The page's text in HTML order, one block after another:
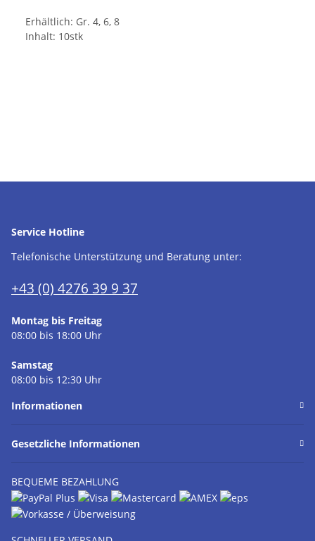
Erhältlich: Gr. 4, 6, 8
Inhalt: 10stk
Service Hotline
Telefonische Unterstützung und Beratung unter:
+43 (0) 4276 39 9 37
Montag bis Freitag
08:00 bis 18:00 Uhr
Samstag
08:00 bis 12:30 Uhr
Informationen
Gesetzliche Informationen
BEQUEME BEZAHLUNG